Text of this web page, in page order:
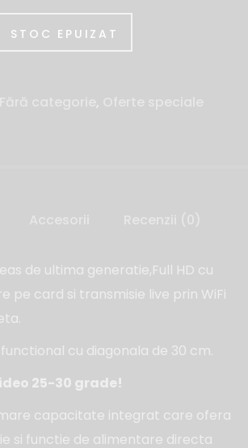
STOC EPUIZAT
,
de ultima generatie,Full HD cu
pe card si transmisie live prin WiFi
cu diagonala de 30 cm.
25-30 grade!
capacitate integrat care ofera
si functie de alimentare directa